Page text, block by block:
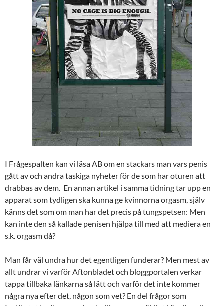
I Frågespalten kan vi läsa AB om en stackars man vars penis
gått av och andra taskiga nyheter för de som har oturen att
drabbas av dem. En annan artikel i samma tidning tar upp en
apparat som tydligen ska kunna ge kvinnorna orgasm, själv
känns det som om man har det precis på tungspetsen: Men
kan inte den så kallade penisen hjälpa till med att mediera en
s.k. orgasm då?
Man får väl undra hur det egentligen funderar? Men mest av
allt undrar vi varför Aftonbladet och bloggportalen verkar
tappa tillbaka länkarna så lätt och varför det inte kommer
några nya efter det, någon som vet? En del frågor som